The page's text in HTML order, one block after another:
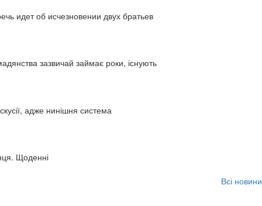
идет об исчезновении двух братьев
зазвичай займає роки, існують
адже нинішня система
Щоденні
Всі новини